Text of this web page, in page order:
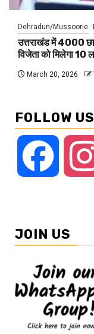
Dehradun/Mussoorie
उत्तराखंड में 4000
विजेता को मिलेगा
March 20, 2026
FOLLOW US
JOIN US